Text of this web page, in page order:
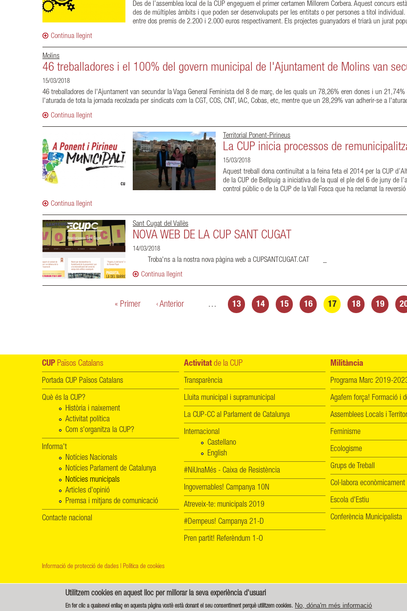
Des de l’assemblea local de la CUP engeguem el primer certamen Millorem Corbera. Aquest concurs
des de múltiples àmbits i que poden ser desenvolupats per les entitats o per persones a títol
entre dos premis de 2.200 i 2.000 euros respectivament. Els projectes guanyadors el triarà un jurat
Continua llegint
Molins
46 treballadores i el 100% del govern municipal de l'Ajuntament de Molins van
15/03/2018
46 treballadores de l'Ajuntament van secundar la Vaga General Feminista del 8 de març, de les quals un 78,26% eren dones i un
l'aturada de tota la jornada recolzada per sindicats com la CGT, COS, CNT, IAC, Cobas, etc, mentre que un 28,29% van adherir-se a
Continua llegint
Territorial Ponent-Pirineus
La CUP inicia processos de
15/03/2018
Aquest treball dona continuïtat a la feina feta el 2014 per la CUP
de la CUP de Bellpuig a iniciativa de la qual el ple del 6 de juny de
control públic o de la CUP de la Vall Fosca que ha reclamat la
Continua llegint
Sant Cugat del Vallès
NOVA WEB DE LA CUP SANT CUGAT
14/03/2018
Troba'ns a la nostra nova pàgina web a CUPSANTCUGAT.CAT _
Continua llegint
« Primer ‹ Anterior … 13 14 15 16 17 18 19
CUP Països Catalans
Portada CUP Països Catalans
Què és la CUP?
Història i naixement
Activitat política
Com s'organitza la CUP?
Informa't
Notícies Nacionals
Notícies Parlament de Catalunya
Notícies municipals
Articles d'opinió
Premsa i mitjans de comunicació
Contacte nacional
Activitat de la CUP
Transparència
Lluita municipal i supramunicipal
La CUP-CC al Parlament de Catalunya
Internacional
Castellano
English
#NiUnaMés - Caixa de Resistència
Ingovernables! Campanya 10N
Atreveix-te: municipals 2019
#Dempeus! Campanya 21-D
Pren partit! Referèndum 1-O
Militància
Programa Marc 2019-
Agafem força! Formació i
Assemblees Locals i
Feminisme
Ecologisme
Grups de Treball
Col·labora econòmicament
Escola d'Estiu
Conferència Municipalista
Informació de protecció de dades | Política de cookies
Creative Commons - Reconeixement-CompartirIgual 4.0 Internacional (CC BY-SA 4.0)
Utilitzem cookies en aquest lloc per millorar la seva experiència d'usuari
En fer clic a qualsevol enllaç en aquesta pàgina vostè està donant el seu consentiment perquè utilitzem cookies. No, dóna'm més informació